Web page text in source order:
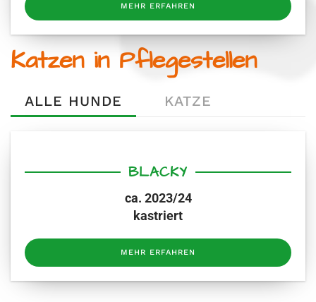
MEHR ERFAHREN
Katzen in Pflegestellen
ALLE HUNDE KATZE
BLACKY
ca. 2023/24
kastriert
MEHR ERFAHREN